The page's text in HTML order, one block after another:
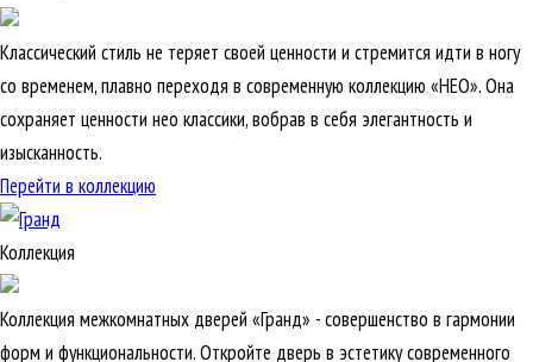
Классический стиль не теряет своей ценности и стремится идти в ногу
со временем, плавно переходя в современную коллекцию «НЕО». Она
сохраняет ценности нео классики, вобрав в себя элегантность и
изысканность.
Перейти в коллекцию
Коллекция
Коллекция межкомнатных дверей «Гранд» - совершенство в гармонии
форм и функциональности. Откройте дверь в эстетику современного